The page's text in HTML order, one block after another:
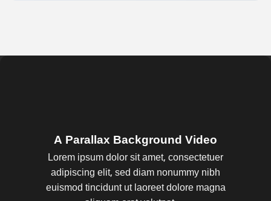
A Parallax Background Video
Lorem ipsum dolor sit amet, consectetuer
adipiscing elit, sed diam nonummy nibh
euismod tincidunt ut laoreet dolore magna